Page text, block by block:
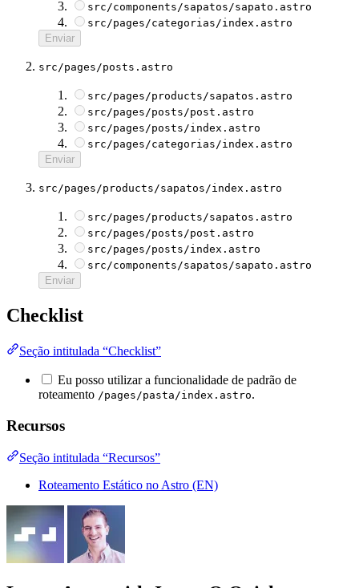
src/components/sapatos/sapato.astro
src/pages/categorias/index.astro
Enviar
src/pages/posts.astro
src/pages/products/sapatos.astro
src/pages/posts/post.astro
src/pages/posts/index.astro
src/pages/categorias/index.astro
Enviar
src/pages/products/sapatos/index.astro
src/pages/products/sapatos.astro
src/pages/posts/post.astro
src/pages/posts/index.astro
src/components/sapatos/sapato.astro
Enviar
Checklist
Seção intitulada “Checklist”
Eu posso utilizar a funcionalidade de padrão de
roteamento /pages/pasta/index.astro.
Recursos
Seção intitulada “Recursos”
Roteamento Estático no Astro (EN)